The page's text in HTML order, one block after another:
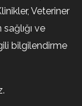
Veteriner
ve
bilgilendirme